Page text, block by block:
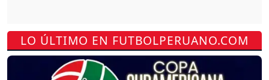
LO ÚLTIMO EN FUTBOLPERUANO.COM